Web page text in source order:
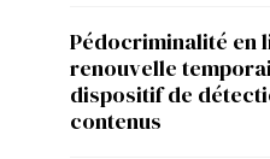
Pédocriminalité en
renouvelle
dispositif de
contenus